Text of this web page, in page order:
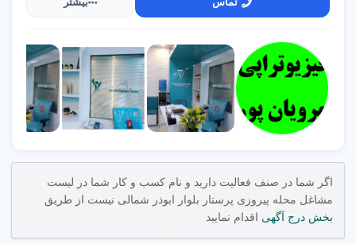
اگر شما در صنف فعالیت دارید و نام کسب و کار شما در لیست
مشاغل محله پیروزی پرستار بلوار ابوذر شمالی نیست از طریق
بخش درج آگهی
اقدام نمایید